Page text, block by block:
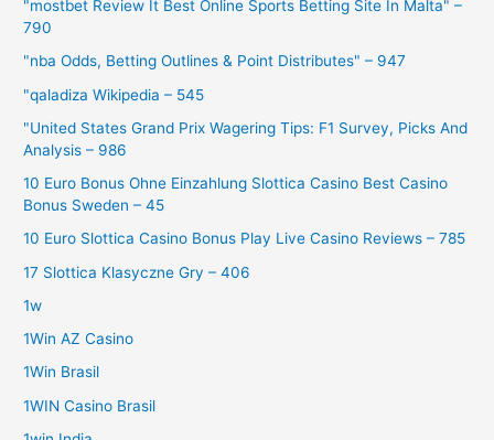
"mostbet Review It Best Online Sports Betting Site In Malta" –
790
"nba Odds, Betting Outlines & Point Distributes" – 947
"qaladiza Wikipedia – 545
"United States Grand Prix Wagering Tips: F1 Survey, Picks And
Analysis – 986
10 Euro Bonus Ohne Einzahlung Slottica Casino Best Casino
Bonus Sweden – 45
10 Euro Slottica Casino Bonus Play Live Casino Reviews – 785
17 Slottica Klasyczne Gry – 406
1w
1Win AZ Casino
1Win Brasil
1WIN Casino Brasil